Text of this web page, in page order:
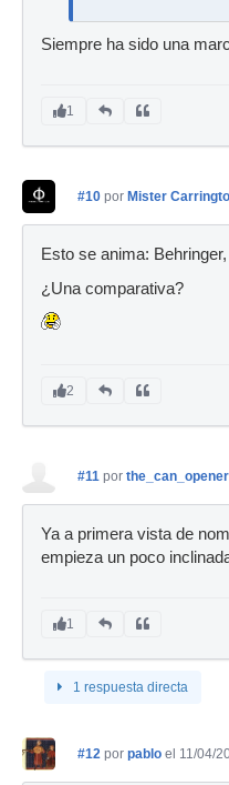
Siempre ha sido una
1
#10 por Mister
Esto se anima:
¿Una comparativa?
2
#11 por the_can_opener
Ya a primera vista de
empieza un poco
1
1 respuesta directa
#12 por pablo el 11/04/